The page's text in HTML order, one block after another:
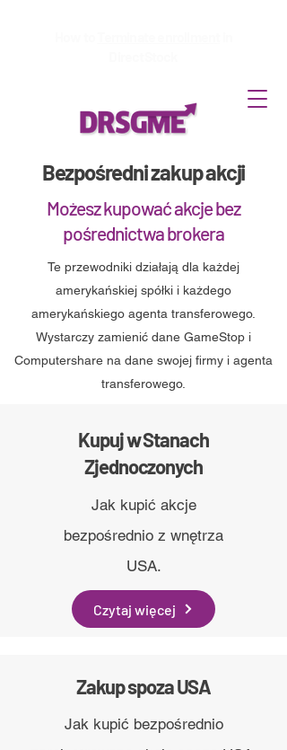
Bezpośredni zakup akcji
Możesz kupować akcje bez
pośrednictwa brokera
Te przewodniki działają dla każdej
amerykańskiej spółki i każdego
amerykańskiego agenta transferowego.
Wystarczy zamienić dane GameStop i
Computershare na dane swojej firmy i agenta
transferowego.
Kupuj w Stanach
Zjednoczonych
Jak kupić akcje
bezpośrednio z wnętrza
USA.
Czytaj więcej
Zakup spoza USA
Jak kupić bezpośrednio